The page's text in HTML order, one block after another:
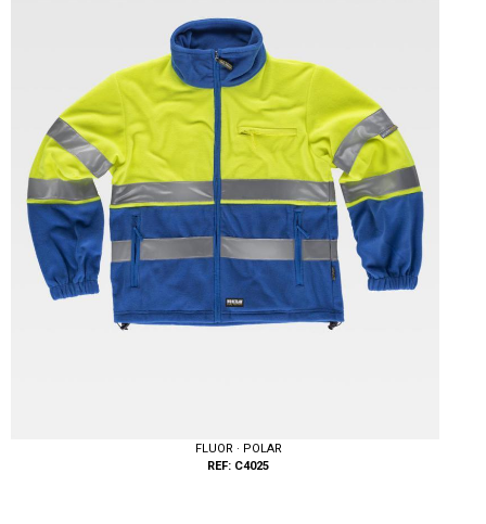
Tallas: S, M, L, XL, XXL, 3XL, 4XL, 5XL, 6XL
FLUOR · POLAR
REF: C4025